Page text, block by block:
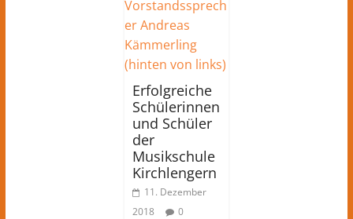
Erfolgreiche
Schülerinnen
und Schüler
der
Musikschule
Kirchlengern
11. Dezember
2018
0